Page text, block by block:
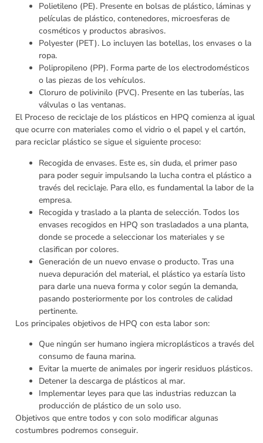
Polietileno (PE). Presente en bolsas de plástico, láminas y
películas de plástico, contenedores, microesferas de
cosméticos y productos abrasivos.
Polyester (PET). Lo incluyen las botellas, los envases o la
ropa.
Polipropileno (PP). Forma parte de los electrodomésticos
o las piezas de los vehículos.
Cloruro de polivinilo (PVC). Presente en las tuberías, las
válvulas o las ventanas.
El Proceso de reciclaje de los plásticos en HPQ comienza al igual
que ocurre con materiales como el vidrio o el papel y el cartón,
para reciclar plástico se sigue el siguiente proceso:
Recogida de envases. Este es, sin duda, el primer paso
para poder seguir impulsando la lucha contra el plástico a
través del reciclaje. Para ello, es fundamental la labor de la
empresa.
Recogida y traslado a la planta de selección. Todos los
envases recogidos en HPQ son trasladados a una planta,
donde se procede a seleccionar los materiales y se
clasifican por colores.
Generación de un nuevo envase o producto. Tras una
nueva depuración del material, el plástico ya estaría listo
para darle una nueva forma y color según la demanda,
pasando posteriormente por los controles de calidad
pertinente.
Los principales objetivos de HPQ con esta labor son:
Que ningún ser humano ingiera microplásticos a través del
consumo de fauna marina.
Evitar la muerte de animales por ingerir residuos plásticos.
Detener la descarga de plásticos al mar.
Implementar leyes para que las industrias reduzcan la
producción de plástico de un solo uso.
Objetivos que entre todos y con solo modificar algunas
costumbres podremos conseguir.